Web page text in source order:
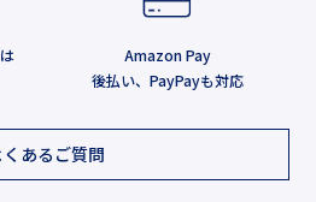
Amazon Pay
後払い、PayPayも対応
くあるご質問